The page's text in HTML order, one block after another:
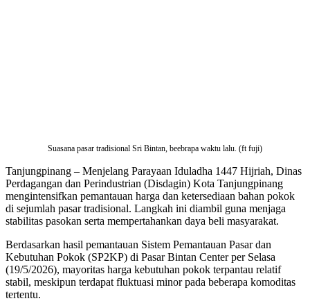
Suasana pasar tradisional Sri Bintan, beebrapa waktu lalu. (ft fuji)
Tanjungpinang – Menjelang Parayaan Iduladha 1447 Hijriah, Dinas
Perdagangan dan Perindustrian (Disdagin) Kota Tanjungpinang
mengintensifkan pemantauan harga dan ketersediaan bahan pokok
di sejumlah pasar tradisional. Langkah ini diambil guna menjaga
stabilitas pasokan serta mempertahankan daya beli masyarakat.
Berdasarkan hasil pemantauan Sistem Pemantauan Pasar dan
Kebutuhan Pokok (SP2KP) di Pasar Bintan Center per Selasa
(19/5/2026), mayoritas harga kebutuhan pokok terpantau relatif
stabil, meskipun terdapat fluktuasi minor pada beberapa komoditas
tertentu.